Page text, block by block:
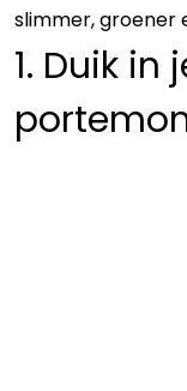
slimmer, groener
1. Duik in